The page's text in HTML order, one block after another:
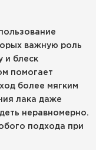
важную роль
и блеск
помогает
более мягким
лака даже
неравномерно.
подхода при